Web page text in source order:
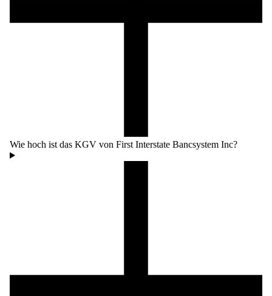
Wie hoch ist das KGV von First Interstate Bancsystem Inc?